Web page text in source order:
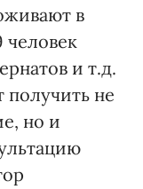
в
человек
и т.д.
получить не
но и